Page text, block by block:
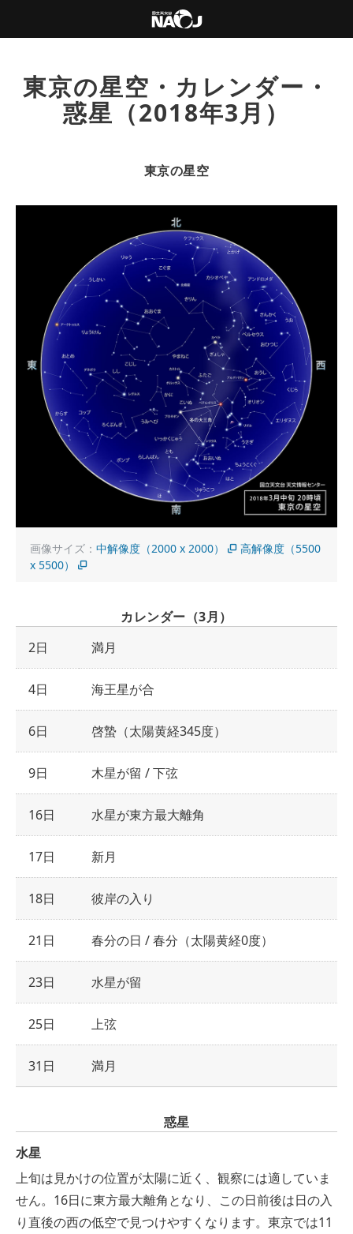
東京の星空・カレンダー・
惑星（2018年3月）
東京の星空
画像サイズ： 中解像度（2000 x 2000）
高解像度（5500
x 5500）
カレンダー（3月）
2日
満月
4日 海王星が合
6日 啓蟄（太陽黄経345度）
9日 木星が留 / 下弦
16日 水星が東方最大離角
17日 新月
18日 彼岸の入り
21日 春分の日 / 春分（太陽黄経0度）
23日 水星が留
25日 上弦
31日 満月
惑星
水星
上旬は見かけの位置が太陽に近く、観察には適していま
せん。16日に東方最大離角となり、この日前後は日の入
り直後の西の低空で見つけやすくなります。東京では11